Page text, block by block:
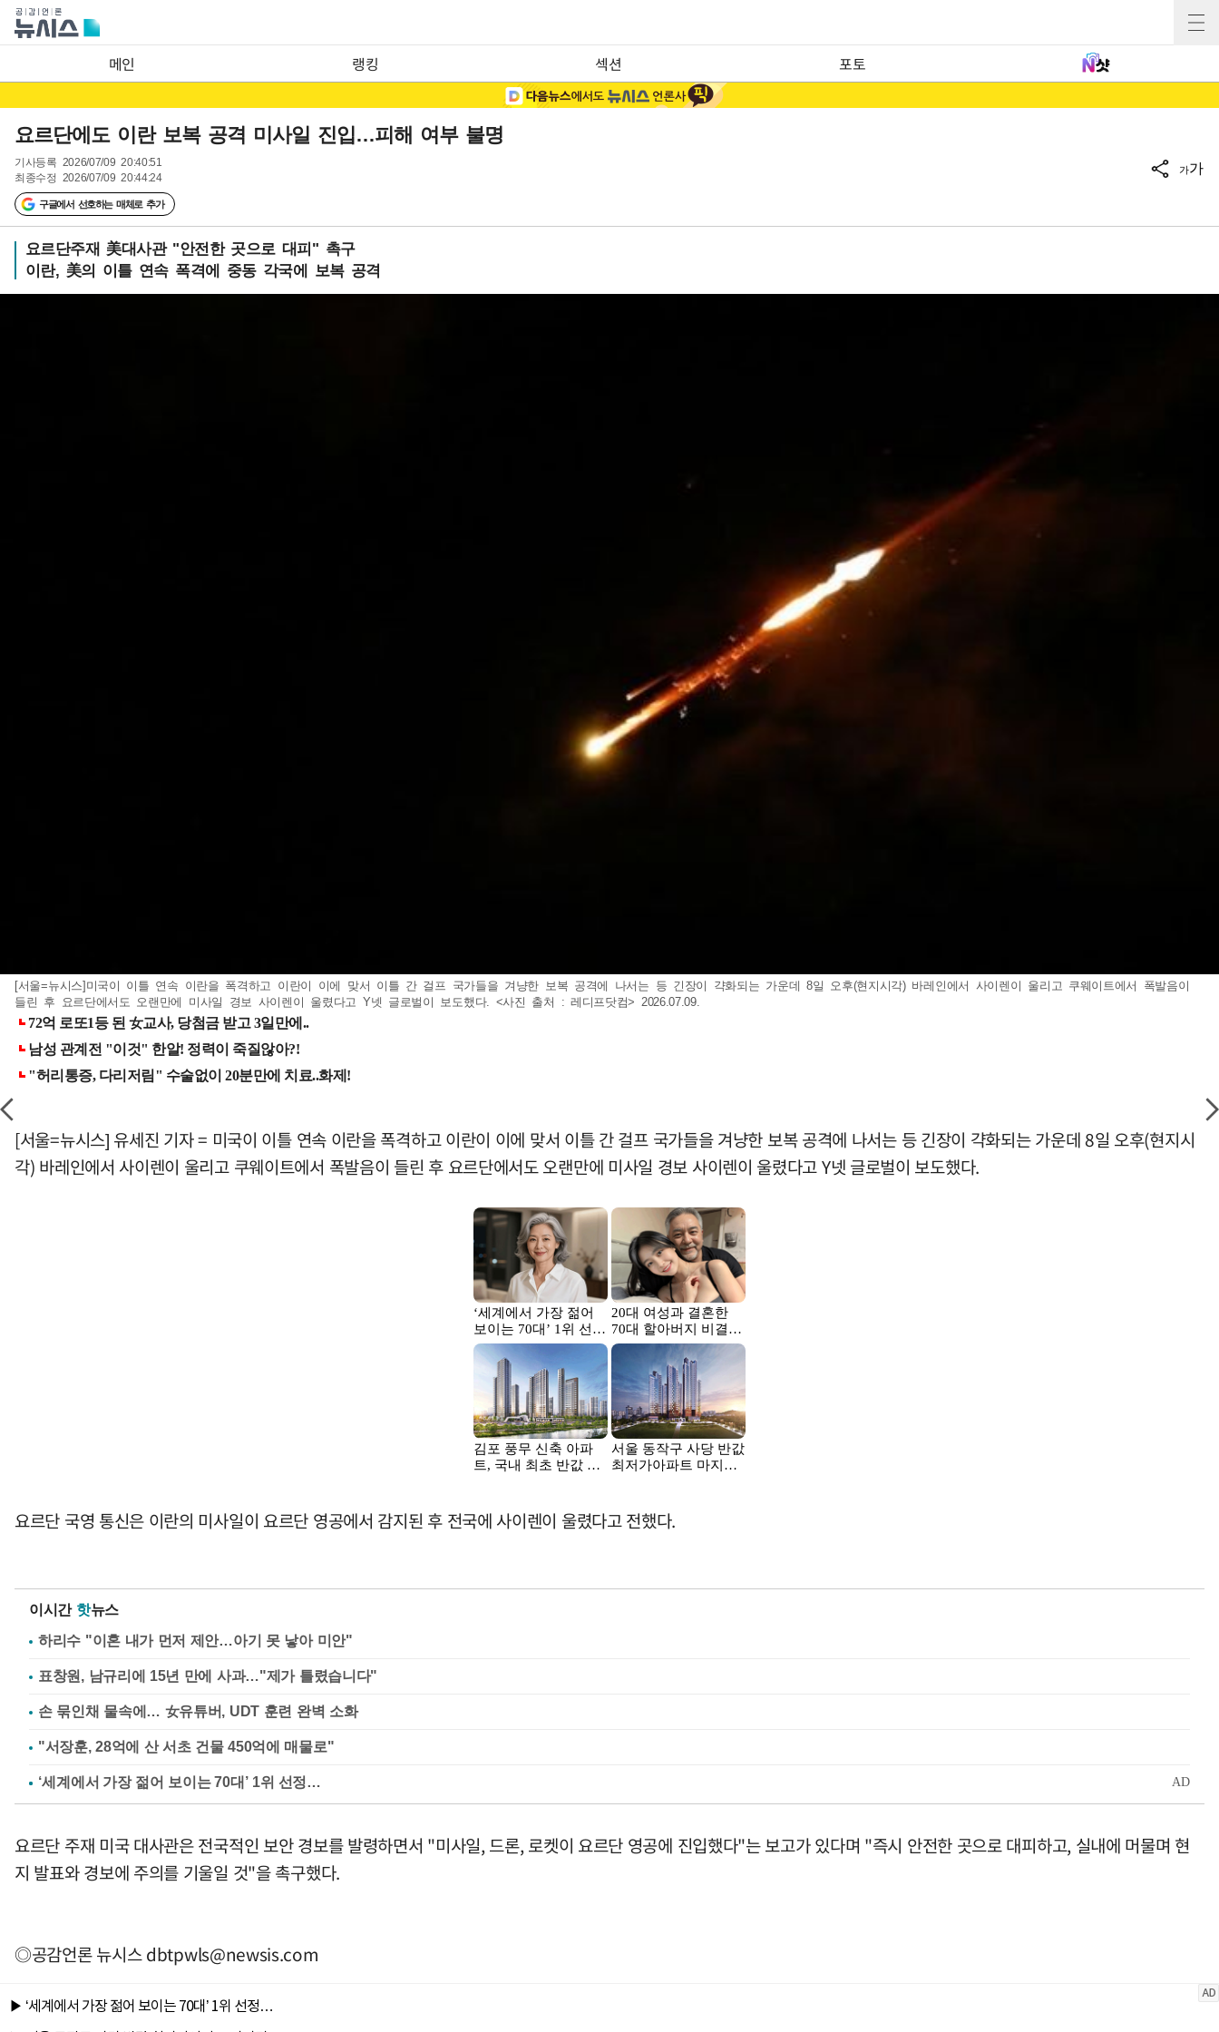
메인 랭킹 섹션 포토
요르단에도 이란 보복 공격 미사일 진입…피해 여부 불명
기사등록 2026/07/09 20:40:51
최종수정 2026/07/09 20:44:24
구글에서 선호하는 매체로 추가
가가
요르단주재 美대사관 "안전한 곳으로 대피" 촉구
이란, 美의 이틀 연속 폭격에 중동 각국에 보복 공격
[서울=뉴시스]미국이 이틀 연속 이란을 폭격하고 이란이 이에 맞서 이틀 간 걸프 국가들을 겨냥한 보복 공격에 나서는 등 긴장이 갹화되는 가운데 8일 오후(현지시각) 바레인에서 사이렌이 울리고 쿠웨이트에서 폭발음이
들린 후 요르단에서도 오랜만에 미사일 경보 사이렌이 울렸다고 Y넷 글로벌이 보도했다. <사진 출처 : 레디프닷컴> 2026.07.09.
[서울=뉴시스] 유세진 기자 = 미국이 이틀 연속 이란을 폭격하고 이란이 이에 맞서 이틀 간 걸프 국가들을 겨냥한 보복 공격에 나서는 등 긴장이 갹화되는 가운데 8일 오후(현지시
각) 바레인에서 사이렌이 울리고 쿠웨이트에서 폭발음이 들린 후 요르단에서도 오랜만에 미사일 경보 사이렌이 울렸다고 Y넷 글로벌이 보도했다.
요르단 국영 통신은 이란의 미사일이 요르단 영공에서 감지된 후 전국에 사이렌이 울렸다고 전했다.
이시간 핫뉴스
하리수 "이혼 내가 먼저 제안…아기 못 낳아 미안"
표창원, 남규리에 15년 만에 사과…"제가 틀렸습니다"
손 묶인채 물속에… 女유튜버, UDT 훈련 완벽 소화
"서장훈, 28억에 산 서초 건물 450억에 매물로"
요르단 주재 미국 대사관은 전국적인 보안 경보를 발령하면서 "미사일, 드론, 로켓이 요르단 영공에 진입했다"는 보고가 있다며 "즉시 안전한 곳으로 대피하고, 실내에 머물며 현
지 발표와 경보에 주의를 기울일 것"을 촉구했다.
◎공감언론 뉴시스dbtpwls@newsis.com